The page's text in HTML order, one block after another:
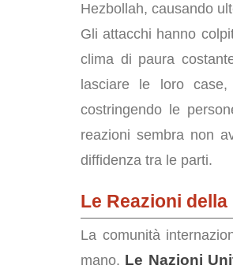
Hezbollah, causando
Gli attacchi hanno
clima di paura
lasciare le loro
costringendo le
reazioni sembra non
diffidenza tra le parti.
Le Reazioni
La comunità
mano. Le Nazioni